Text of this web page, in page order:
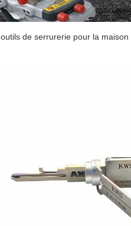
outils de serrurerie pour la